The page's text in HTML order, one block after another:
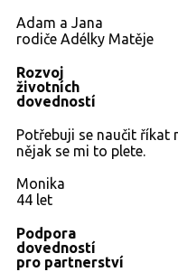
Adam a Jana
rodiče Adélky Matěje
Rozvoj
životních
dovedností
Potřebuji se naučit říkat
nějak se mi to plete.
Monika
44 let
Podpora
dovedností
pro partnerství